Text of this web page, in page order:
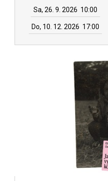
Sa, 26. 9. 2026 10:00
Do, 10. 12. 2026 17:00